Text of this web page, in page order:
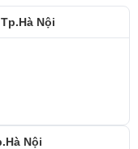
Nội
Nội